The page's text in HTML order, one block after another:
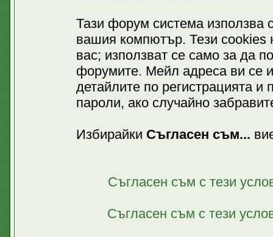
Тази форум система използва
вашия компютър. Тези cookies
вас; използват се само за да
форумите. Мейл адреса ви се
детайлите по регистрацията
пароли, ако случайно
Избирайки Съгласен съм...
Съгласен съм с тези
Съгласен съм с тези